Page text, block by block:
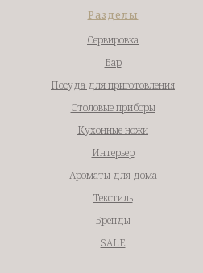
Разделы
Сервировка
Бар
Посуда для приготовления
Столовые приборы
Кухонные ножи
Интерьер
Ароматы для дома
Текстиль
Бренды
SALE